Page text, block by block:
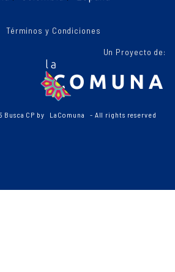
Términos y Condiciones
Un Proyecto de:
CP by LaComuna - All rights reserved